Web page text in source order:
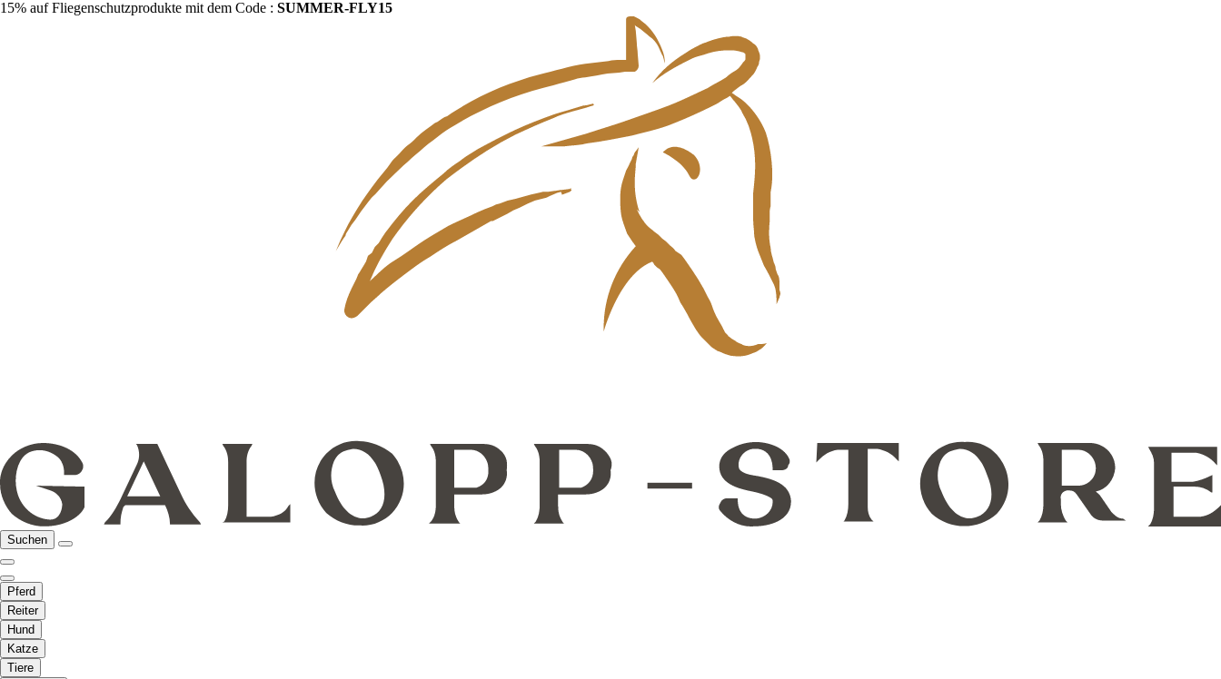
15% auf Fliegenschutzprodukte mit dem Code : SUMMER-FLY15
Suchen
Pferd
Reiter
Hund
Katze
Tiere